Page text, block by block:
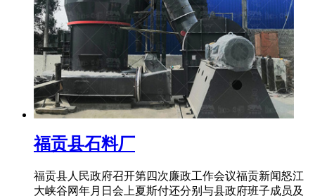
福贡县石料厂
福贡县人民政府召开第四次廉政工作会议福贡新闻怒江
大峡谷网年月日会上夏斯付还分别与县政府班子成员及